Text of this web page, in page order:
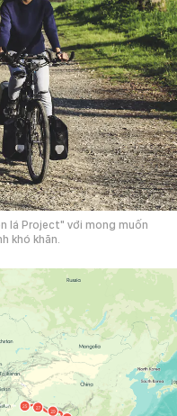
lá Project" với mong muốn
khó khăn.